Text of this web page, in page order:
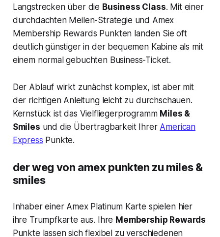
Langstrecken über die Business Class. Mit einer
durchdachten Meilen-Strategie und Amex
Membership Rewards Punkten landen Sie oft
deutlich günstiger in der bequemen Kabine als mit
einem normal gebuchten Business-Ticket.
Der Ablauf wirkt zunächst komplex, ist aber mit
der richtigen Anleitung leicht zu durchschauen.
Kernstück ist das Vielfliegerprogramm Miles &
Smiles und die Übertragbarkeit Ihrer American
Express Punkte.
der weg von amex punkten zu miles &
smiles
Inhaber einer Amex Platinum Karte spielen hier
ihre Trumpfkarte aus. Ihre Membership Rewards
Punkte lassen sich flexibel zu verschiedenen